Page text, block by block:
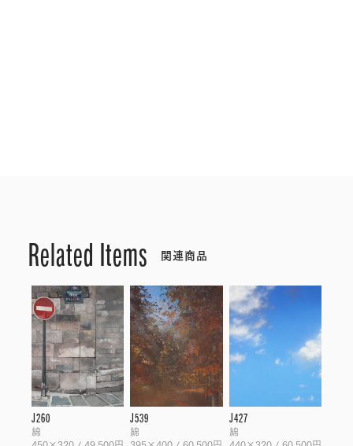
Related Items 関連商品
J260
綿
J539
綿
J427
綿